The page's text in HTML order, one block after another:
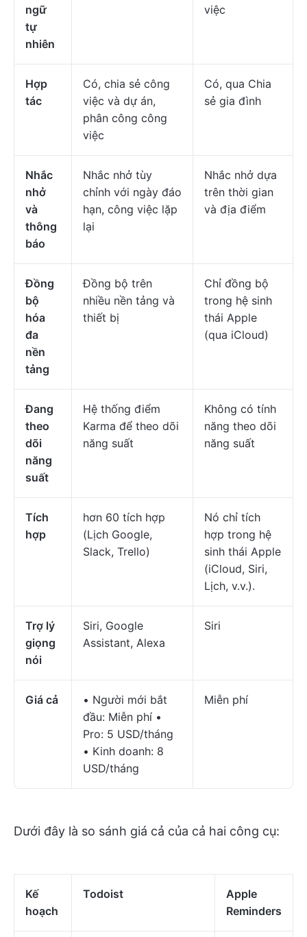
ngữ
tự
nhiên
việc
Hợp
tác
Có, chia sẻ công
việc và dự án,
phân công công
việc
Có, qua Chia
sẻ gia đình
Nhắc
nhở
và
thông
báo
Nhắc nhở tùy
chỉnh với ngày đáo
hạn, công việc lặp
lại
Nhắc nhở dựa
trên thời gian
và địa điểm
Đồng
bộ
hóa
đa
nền
tảng
Đồng bộ trên
nhiều nền tảng và
thiết bị
Chỉ đồng bộ
trong hệ sinh
thái Apple
(qua iCloud)
Đang
theo
dõi
năng
suất
Hệ thống điểm
Karma để theo dõi
năng suất
Không có tính
năng theo dõi
năng suất
Tích
hợp
hơn 60 tích hợp
(Lịch Google,
Slack, Trello)
Nó chỉ tích
hợp trong hệ
sinh thái Apple
(iCloud, Siri,
Lịch, v.v.).
Trợ lý
giọng
nói
Siri, Google
Assistant, Alexa
Siri
Giá cả
• Người mới bắt
đầu: Miễn phí •
Pro: 5 USD/tháng
• Kinh doanh: 8
USD/tháng
Miễn phí
Dưới đây là so sánh giá cả của cả hai công cụ:
Kế
hoạch
Todoist
Apple
Reminders